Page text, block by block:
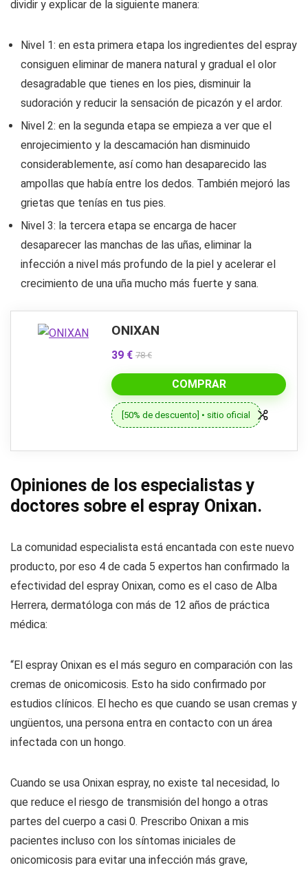
dividir y explicar de la siguiente manera:
Nivel 1: en esta primera etapa los ingredientes del espray
consiguen eliminar de manera natural y gradual el olor
desagradable que tienes en los pies, disminuir la
sudoración y reducir la sensación de picazón y el ardor.
Nivel 2: en la segunda etapa se empieza a ver que el
enrojecimiento y la descamación han disminuido
considerablemente, así como han desaparecido las
ampollas que había entre los dedos. También mejoró las
grietas que tenías en tus pies.
Nivel 3: la tercera etapa se encarga de hacer
desaparecer las manchas de las uñas, eliminar la
infección a nivel más profundo de la piel y acelerar el
crecimiento de una uña mucho más fuerte y sana.
ONIXAN
39 € 78 €
COMPRAR
[50% de descuento] • sitio oficial
Opiniones de los especialistas y
doctores sobre el espray Onixan.
La comunidad especialista está encantada con este nuevo
producto, por eso 4 de cada 5 expertos han confirmado la
efectividad del espray Onixan, como es el caso de Alba
Herrera, dermatóloga con más de 12 años de práctica
médica:
“El espray Onixan es el más seguro en comparación con las
cremas de onicomicosis. Esto ha sido confirmado por
estudios clínicos. El hecho es que cuando se usan cremas y
ungüentos, una persona entra en contacto con un área
infectada con un hongo.
Cuando se usa Onixan espray, no existe tal necesidad, lo
que reduce el riesgo de transmisión del hongo a otras
partes del cuerpo a casi 0. Prescribo Onixan a mis
pacientes incluso con los síntomas iniciales de
onicomicosis para evitar una infección más grave,